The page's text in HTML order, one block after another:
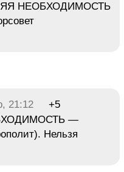
НЕОБХОДИМОСТЬ
21:12
+5
—
Нельзя